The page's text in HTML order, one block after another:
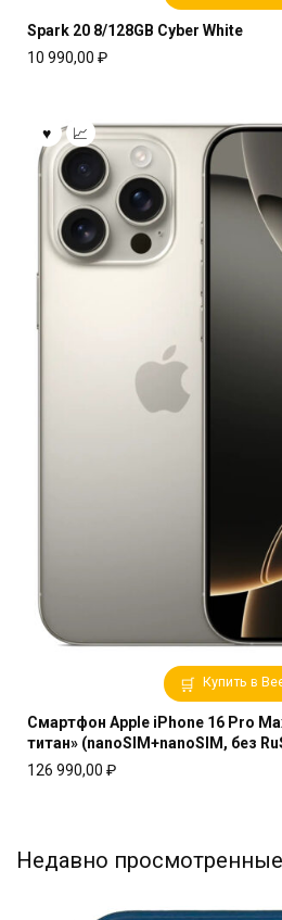
Spark 20 8/128GB Cyber White
10 990,00 ₽
Купить в
Смартфон Apple iPhone 16 Pro
титан» (nanoSIM+nanoSIM, без
126 990,00 ₽
Недавно